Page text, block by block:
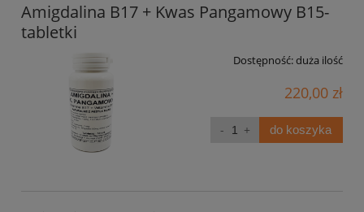
Amigdalina B17 + Kwas Pangamowy B15-
tabletki
Dostępność:duża ilość
220,00 zł
do koszyka